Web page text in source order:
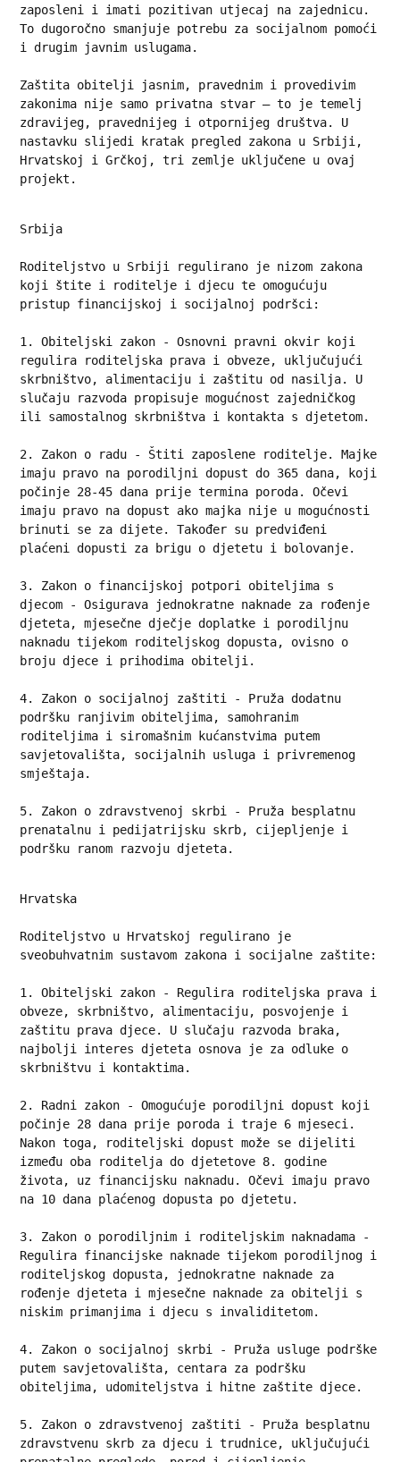
zaposleni i imati pozitivan utjecaj na zajednicu.
To dugoročno smanjuje potrebu za socijalnom pomoći
i drugim javnim uslugama.
Zaštita obitelji jasnim, pravednim i provedivim
zakonima nije samo privatna stvar – to je temelj
zdravijeg, pravednijeg i otpornijeg društva. U
nastavku slijedi kratak pregled zakona u Srbiji,
Hrvatskoj i Grčkoj, tri zemlje uključene u ovaj
projekt.
Srbija
Roditeljstvo u Srbiji regulirano je nizom zakona
koji štite i roditelje i djecu te omogućuju
pristup financijskoj i socijalnoj podršci:
1. Obiteljski zakon - Osnovni pravni okvir koji
regulira roditeljska prava i obveze, uključujući
skrbništvo, alimentaciju i zaštitu od nasilja. U
slučaju razvoda propisuje mogućnost zajedničkog
ili samostalnog skrbništva i kontakta s djetetom.
2. Zakon o radu - Štiti zaposlene roditelje. Majke
imaju pravo na porodiljni dopust do 365 dana, koji
počinje 28-45 dana prije termina poroda. Očevi
imaju pravo na dopust ako majka nije u mogućnosti
brinuti se za dijete. Također su predviđeni
plaćeni dopusti za brigu o djetetu i bolovanje.
3. Zakon o financijskoj potpori obiteljima s
djecom - Osigurava jednokratne naknade za rođenje
djeteta, mjesečne dječje doplatke i porodiljnu
naknadu tijekom roditeljskog dopusta, ovisno o
broju djece i prihodima obitelji.
4. Zakon o socijalnoj zaštiti - Pruža dodatnu
podršku ranjivim obiteljima, samohranim
roditeljima i siromašnim kućanstvima putem
savjetovališta, socijalnih usluga i privremenog
smještaja.
5. Zakon o zdravstvenoj skrbi - Pruža besplatnu
prenatalnu i pedijatrijsku skrb, cijepljenje i
podršku ranom razvoju djeteta.
Hrvatska
Roditeljstvo u Hrvatskoj regulirano je
sveobuhvatnim sustavom zakona i socijalne zaštite:
1. Obiteljski zakon - Regulira roditeljska prava i
obveze, skrbništvo, alimentaciju, posvojenje i
zaštitu prava djece. U slučaju razvoda braka,
najbolji interes djeteta osnova je za odluke o
skrbništvu i kontaktima.
2. Radni zakon - Omogućuje porodiljni dopust koji
počinje 28 dana prije poroda i traje 6 mjeseci.
Nakon toga, roditeljski dopust može se dijeliti
između oba roditelja do djetetove 8. godine
života, uz financijsku naknadu. Očevi imaju pravo
na 10 dana plaćenog dopusta po djetetu.
3. Zakon o porodiljnim i roditeljskim naknadama -
Regulira financijske naknade tijekom porodiljnog i
roditeljskog dopusta, jednokratne naknade za
rođenje djeteta i mjesečne naknade za obitelji s
niskim primanjima i djecu s invaliditetom.
4. Zakon o socijalnoj skrbi - Pruža usluge podrške
putem savjetovališta, centara za podršku
obiteljima, udomiteljstva i hitne zaštite djece.
5. Zakon o zdravstvenoj zaštiti - Pruža besplatnu
zdravstvenu skrb za djecu i trudnice, uključujući